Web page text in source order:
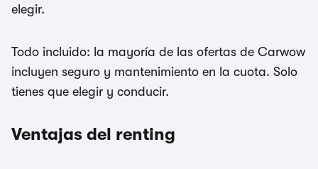
elegir.
Todo incluido: la mayoría de las ofertas de Carwow
incluyen seguro y mantenimiento en la cuota. Solo
tienes que elegir y conducir.
Ventajas del renting